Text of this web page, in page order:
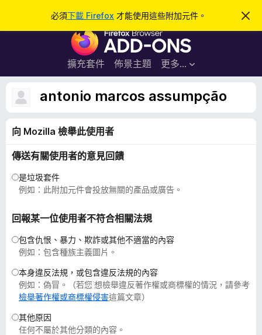
必須下載 Firefox 才能使用這些附加元件。
忽
此
F
r
e
o
加
件
擴充套件 佈景主題 更多…
登入
antonio marcos assumpção
向 Mozilla 檢舉此使用者
傳送有關使用者的意見回饋
是垃圾套件
例如：此附加元件會投放無關的產品或廣告。
回報某一位使用者不符合相關法規
包含仇恨、暴力、欺詐或其他不適當的內容
例如：包含種族主義圖片。
本身違反法規，或包含違反法規的內容
例如：偽冒。（若您˙想檢舉違反著作權或商標權的情況，請參考
檢舉著作權或商標權侵害這篇文章）
其他原因
任何不屬於其他分類的內容。